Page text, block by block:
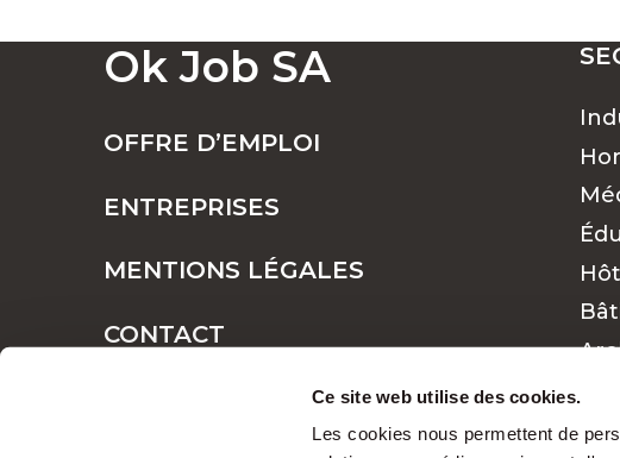
Ce site web utilise des cookies.
Les cookies nous permettent de
Ok Job SA
OFFRE D’EMPLOI
ENTREPRISES
MENTIONS LÉGALES
CONTACT